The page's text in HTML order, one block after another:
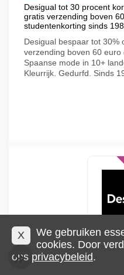
Desigual tot 30 procent
gratis verzending boven
studentenkorting sinds
Desigual bespaar tot 30%
verzending boven 60 euro
Spaanse mode in 10+
Kleurrijk. Gedurfd. Sinds
Acties Desigual
X
We gebruiken
cookies. Door
ons privacybeleid.